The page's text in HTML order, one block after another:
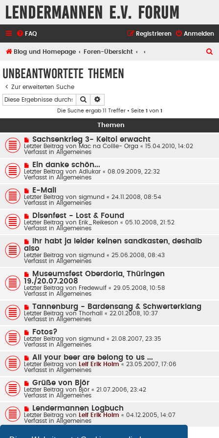
Lendermannen e.V. Forum
FAQ Anmelden
Registrieren
Blog und Homepage Foren-Übersicht
Unbeantwortete Themen
Zur erweiterten Suche
Suche
Die Suche ergab 11 Treffer • Seite 1 von 1
Themen
N
e
u
B
e
i
a
g
Sachsenkrieg 3- Keltoi erwacht
Letzter Beitrag von Mac na Coílle- Orga «
15.04.2010, 14:02
Verfasst in Allgemeines
e
u
B
e
i
a
g
Ein danke schön...
Letzter Beitrag von Adlukar « 08.09.2009, 22:32
Verfasst in Allgemeines
e
u
B
e
i
a
g
E-Mail
Letzter Beitrag von sigmund « 24.11.2008, 08:54
Verfasst in Allgemeines
e
u
B
e
i
t
g
Disenfest - Lost & Found
Letzter Beitrag von Erik_Reikeson « 05.10.2008, 21:52
Verfasst in Allgemeines
e
u
e
r
B
e
i
t
r
g
Ihr habt ja leider keinen sandkasten, deshalb
also
Letzter Beitrag von sigmund « 25.06.2008, 08:43
Verfasst in Allgemeines
e
u
e
r
B
i
t
g
Museumsfest Oberdorla, Thüringen
19./20.07.2008
Letzter Beitrag von Fredewulf « 29.05.2008, 10:58
Verfasst in Allgemeines
N
e
u
B
e
i
a
g
Tannenburg - Bardensang & Schwerterklang
Letzter Beitrag von Thorhall « 22.01.2008, 10:37
Verfasst in Allgemeines
e
u
B
e
i
a
g
Fotos?
Letzter Beitrag von sigmund « 21.08.2007, 23:35
Verfasst in Allgemeines
N
e
u
B
e
i
a
g
All your beer are belong to us ...
Letzter Beitrag von Leif Erik Holm « 23.05.2007, 17:06
Verfasst in Allgemeines
N
e
u
B
e
i
Grüße von Björ
Letzter Beitrag von Björ « 21.07.2006, 23:42
Verfasst in Allgemeines
e
u
e
B
Lendermannen Logbuch
Letzter Beitrag von Leif Erik Holm « 04.12.2005, 14:07
Verfasst in Allgemeines